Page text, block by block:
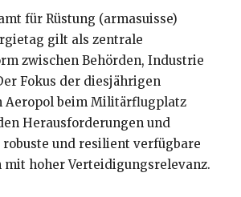
für Rüstung (armasuisse)
gilt als zentrale
zwischen Behörden, Industrie
Fokus der diesjährigen
Aeropol beim Militärflugplatz
Herausforderungen und
und resilient verfügbare
mit hoher Verteidigungsrelevanz.